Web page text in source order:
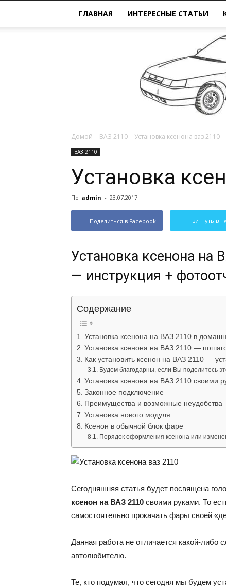
ГЛАВНАЯ ИНТЕРЕСНЫЕ СТАТЬИ
Домой ВАЗ 2110 Установка ксенона ваз 2110
ВАЗ 2110
Установка
По admin - 23.07.2017
Поделиться в Facebook Твитнуть в
Установка ксенона на
— инструкция +
Содержание
Установка ксенона на ВАЗ 2110 в
Установка ксенона на ВАЗ 2110 —
Как установить ксенон на ВАЗ 2110 —
Будем благодарны, если Вы поделитесь
Установка ксенона на ВАЗ 2110 своими
Законное подключение
Преимущества и возможные неудобства
Установка нового модуля
Ксенон в обычной блок фаре
Порядок оформления ксенона или
Сегодняшняя статья будет посвящена
ксенон на ВАЗ 2110 своими руками. То
самостоятельно прокачать фары своей
Данная работа не отличается какой-либо
автолюбителю.
Те, кто подумал, что сегодня мы будем